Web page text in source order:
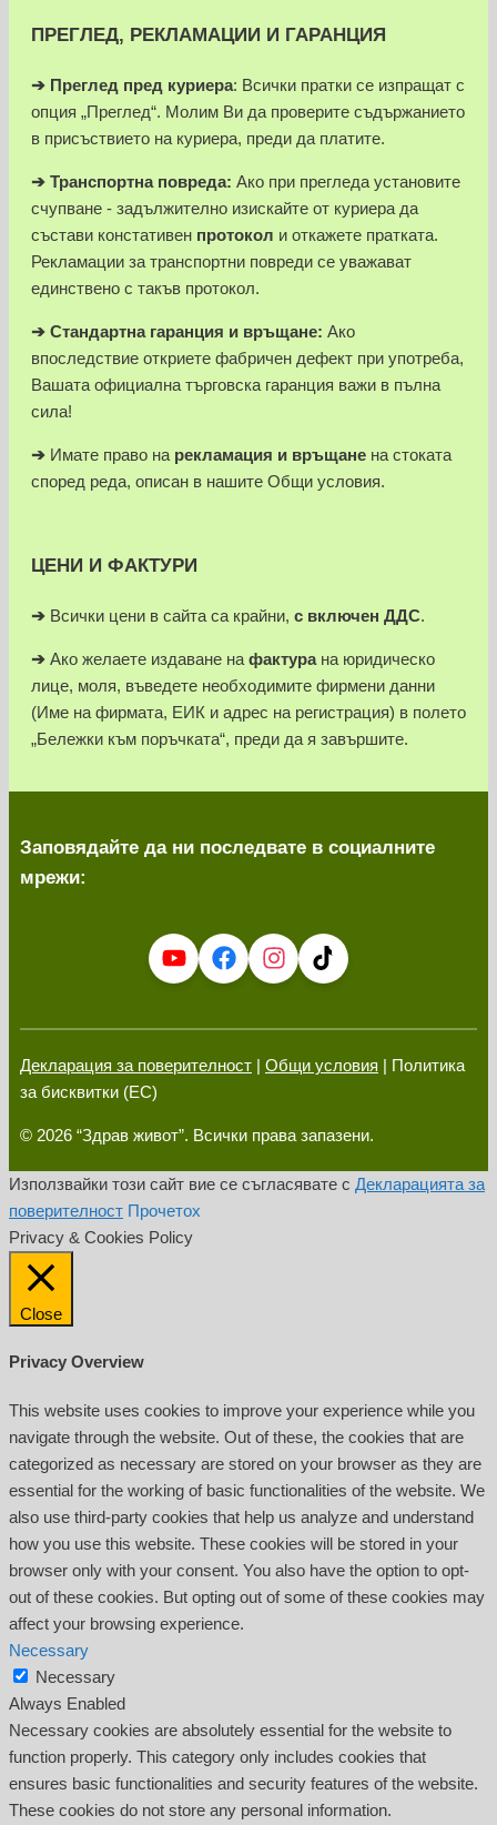
ПРЕГЛЕД, РЕКЛАМАЦИИ И ГАРАНЦИЯ
➔ Преглед пред куриера: Всички пратки се изпращат с
опция „Преглед“. Молим Ви да проверите съдържанието
в присъствието на куриера, преди да платите.
➔ Транспортна повреда: Ако при прегледа установите
счупване - задължително изискайте от куриера да
състави констативен протокол и откажете пратката.
Рекламации за транспортни повреди се уважават
единствено с такъв протокол.
➔ Стандартна гаранция и връщане: Ако
впоследствие откриете фабричен дефект при употреба,
Вашата официална търговска гаранция важи в пълна
сила!
➔ Имате право на рекламация и връщане на стоката
според реда, описан в нашите Общи условия.
ЦЕНИ И ФАКТУРИ
➔ Всички цени в сайта са крайни, с включен ДДС.
➔ Ако желаете издаване на фактура на юридическо
лице, моля, въведете необходимите фирмени данни
(Име на фирмата, ЕИК и адрес на регистрация) в полето
„Бележки към поръчката“, преди да я завършите.
Заповядайте да ни последвате в социалните
мрежи:
Декларация за поверителност | Общи условия | Политика
за бисквитки (ЕС)
© 2026 “Здрав живот”. Всички права запазени.
Използвайки този сайт вие се съгласявате с Декларацията за
поверителност Прочетох
Privacy & Cookies Policy
Close
Privacy Overview
This website uses cookies to improve your experience while you
navigate through the website. Out of these, the cookies that are
categorized as necessary are stored on your browser as they are
essential for the working of basic functionalities of the website. We
also use third-party cookies that help us analyze and understand
how you use this website. These cookies will be stored in your
browser only with your consent. You also have the option to opt-
out of these cookies. But opting out of some of these cookies may
affect your browsing experience.
Necessary
Necessary
Always Enabled
Necessary cookies are absolutely essential for the website to
function properly. This category only includes cookies that
ensures basic functionalities and security features of the website.
These cookies do not store any personal information.